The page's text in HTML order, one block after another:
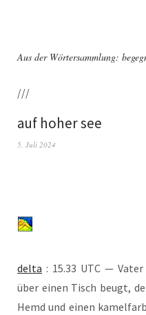
Aus der Wörtersammlung:
///
auf hoher see
5. Juli 2024
del­ta : 15.33 UTC —
über einen Tisch beugt,
Hemd und einen